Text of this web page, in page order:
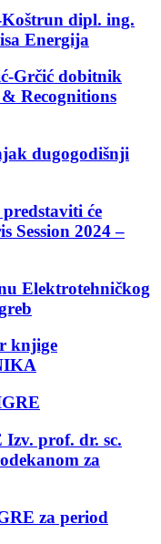
dipl. ing.
Energija
Grčić dobitnik
Recognitions
dugogodišnji
će
Session 2024 –
Elektrotehničkog
knjige
prof. dr. sc.
za
za period